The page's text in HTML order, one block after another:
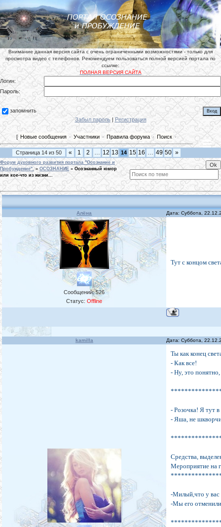
Внимание данная версия сайта с очень ограниченными возможностями - только для
просмотра видео с телефонов. Рекомендуем пользоваться полной версией портала по
ссылке:
ПОЛНАЯ ВЕРСИЯ САЙТА
Логин:
Пароль:
запомнить
Забыл пароль| Регистрация
[ Новые сообщения · Участники · Правила форума · Поиск·
Страница 14 из 50 « 1 2 … 12 13 14 15 16 … 49 50 »
Форум духовного развития портала "Осознание и
Пробуждение". » ОСОЗНАНИЕ » Осознанный юмор
или кое-что из жизни...
Алёна Дата: Суббота,
Сообщений:526
Статус:Offline
Тут с концом
kamilla Дата: Суббота,
Ты как конец
- Как все!
- Ну, это понятно,
- Розочка! Я тут
- Яша, не
Средства,
Мероприятие на
-Милый,что у вас
-Мы его